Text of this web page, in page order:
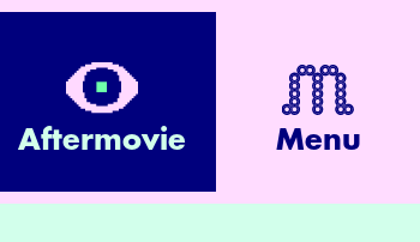
Aftermovie Menu